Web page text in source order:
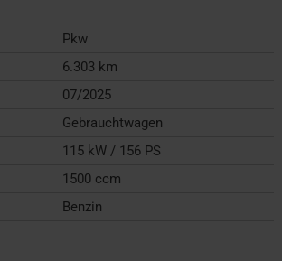
Pkw
6.303 km
07/2025
Gebrauchtwagen
115 kW / 156 PS
1500 ccm
Benzin